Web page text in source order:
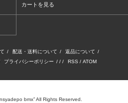
カートを見る
/ 配送・送料について / 返品について /
プライバシーポリシー / / / RSS / ATOM
bmx” All Rights Reserved.